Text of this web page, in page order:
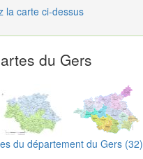
la carte ci-dessus
du Gers
du département du Gers (32)